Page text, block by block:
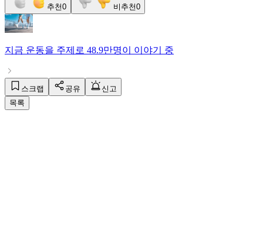
추천0 비추천0
지금 운동을 주제로 48.9만명이 이야기 중
스크랩 공유
신고
목록